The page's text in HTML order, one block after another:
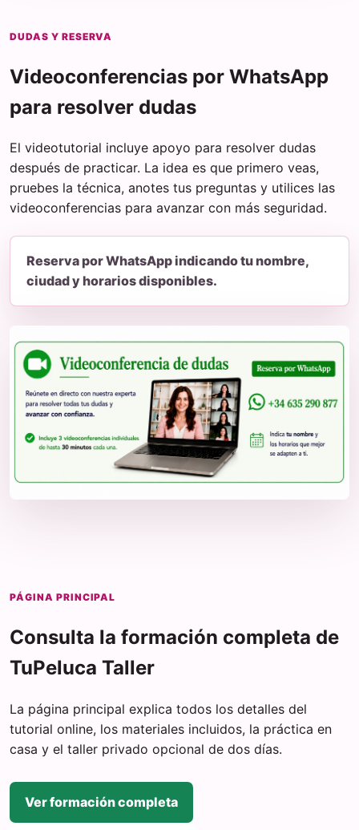
DUDAS Y RESERVA
Videoconferencias por WhatsApp
para resolver dudas
El videotutorial incluye apoyo para resolver dudas
después de practicar. La idea es que primero veas,
pruebes la técnica, anotes tus preguntas y utilices las
videoconferencias para avanzar con más seguridad.
Reserva por WhatsApp indicando tu nombre,
ciudad y horarios disponibles.
PÁGINA PRINCIPAL
Consulta la formación completa de
TuPeluca Taller
La página principal explica todos los detalles del
tutorial online, los materiales incluidos, la práctica en
casa y el taller privado opcional de dos días.
Ver formación completa